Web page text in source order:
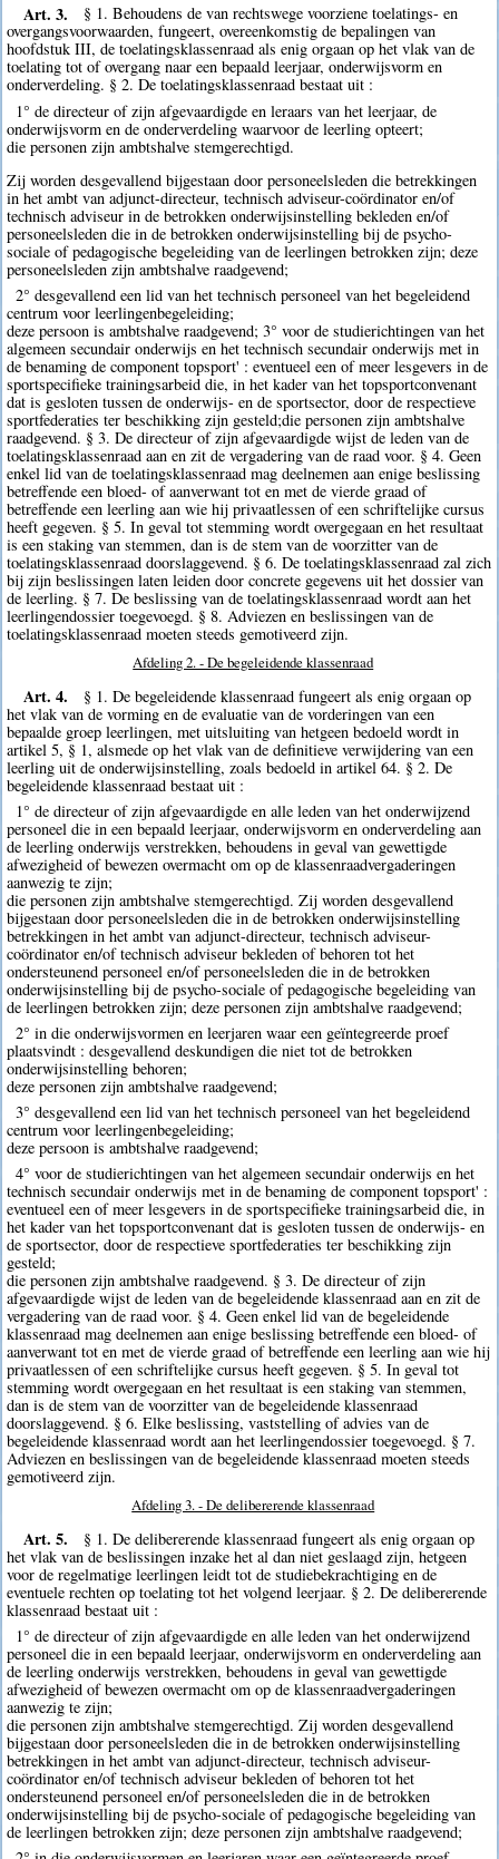
Art. 3.
§ 1. Behoudens de van rechtswege voorziene toelatings- en
overgangsvoorwaarden, fungeert, overeenkomstig de bepalingen van
hoofdstuk III, de toelatingsklassenraad als enig orgaan op het vlak van de
toelating tot of overgang naar een bepaald leerjaar, onderwijsvorm en
onderverdeling. § 2. De toelatingsklassenraad bestaat uit :
1° de directeur of zijn afgevaardigde en leraars van het leerjaar, de
onderwijsvorm en de onderverdeling waarvoor de leerling opteert;
die personen zijn ambtshalve stemgerechtigd.
Zij worden desgevallend bijgestaan door personeelsleden die betrekkingen
in het ambt van adjunct-directeur, technisch adviseur-coördinator en/of
technisch adviseur in de betrokken onderwijsinstelling bekleden en/of
personeelsleden die in de betrokken onderwijsinstelling bij de psycho-
sociale of pedagogische begeleiding van de leerlingen betrokken zijn; deze
personeelsleden zijn ambtshalve raadgevend;
2° desgevallend een lid van het technisch personeel van het begeleidend
centrum voor leerlingenbegeleiding;
deze persoon is ambtshalve raadgevend; 3° voor de studierichtingen van het
algemeen secundair onderwijs en het technisch secundair onderwijs met in
de benaming de component topsport' : eventueel een of meer lesgevers in de
sportspecifieke trainingsarbeid die, in het kader van het topsportconvenant
dat is gesloten tussen de onderwijs- en de sportsector, door de respectieve
sportfederaties ter beschikking zijn gesteld;die personen zijn ambtshalve
raadgevend. § 3. De directeur of zijn afgevaardigde wijst de leden van de
toelatingsklassenraad aan en zit de vergadering van de raad voor. § 4. Geen
enkel lid van de toelatingsklassenraad mag deelnemen aan enige beslissing
betreffende een bloed- of aanverwant tot en met de vierde graad of
betreffende een leerling aan wie hij privaatlessen of een schriftelijke cursus
heeft gegeven. § 5. In geval tot stemming wordt overgegaan en het resultaat
is een staking van stemmen, dan is de stem van de voorzitter van de
toelatingsklassenraad doorslaggevend. § 6. De toelatingsklassenraad zal zich
bij zijn beslissingen laten leiden door concrete gegevens uit het dossier van
de leerling. § 7. De beslissing van de toelatingsklassenraad wordt aan het
leerlingendossier toegevoegd. § 8. Adviezen en beslissingen van de
toelatingsklassenraad moeten steeds gemotiveerd zijn.
Afdeling 2. - De begeleidende klassenraad
Art. 4.
§ 1. De begeleidende klassenraad fungeert als enig orgaan op
het vlak van de vorming en de evaluatie van de vorderingen van een
bepaalde groep leerlingen, met uitsluiting van hetgeen bedoeld wordt in
artikel 5, § 1, alsmede op het vlak van de definitieve verwijdering van een
leerling uit de onderwijsinstelling, zoals bedoeld in artikel 64. § 2. De
begeleidende klassenraad bestaat uit :
1° de directeur of zijn afgevaardigde en alle leden van het onderwijzend
personeel die in een bepaald leerjaar, onderwijsvorm en onderverdeling aan
de leerling onderwijs verstrekken, behoudens in geval van gewettigde
afwezigheid of bewezen overmacht om op de klassenraadvergaderingen
aanwezig te zijn;
die personen zijn ambtshalve stemgerechtigd. Zij worden desgevallend
bijgestaan door personeelsleden die in de betrokken onderwijsinstelling
betrekkingen in het ambt van adjunct-directeur, technisch adviseur-
coördinator en/of technisch adviseur bekleden of behoren tot het
ondersteunend personeel en/of personeelsleden die in de betrokken
onderwijsinstelling bij de psycho-sociale of pedagogische begeleiding van
de leerlingen betrokken zijn; deze personen zijn ambtshalve raadgevend;
2° in die onderwijsvormen en leerjaren waar een geïntegreerde proef
plaatsvindt : desgevallend deskundigen die niet tot de betrokken
onderwijsinstelling behoren;
deze personen zijn ambtshalve raadgevend;
3° desgevallend een lid van het technisch personeel van het begeleidend
centrum voor leerlingenbegeleiding;
deze persoon is ambtshalve raadgevend;
4° voor de studierichtingen van het algemeen secundair onderwijs en het
technisch secundair onderwijs met in de benaming de component topsport' :
eventueel een of meer lesgevers in de sportspecifieke trainingsarbeid die, in
het kader van het topsportconvenant dat is gesloten tussen de onderwijs- en
de sportsector, door de respectieve sportfederaties ter beschikking zijn
gesteld;
die personen zijn ambtshalve raadgevend. § 3. De directeur of zijn
afgevaardigde wijst de leden van de begeleidende klassenraad aan en zit de
vergadering van de raad voor. § 4. Geen enkel lid van de begeleidende
klassenraad mag deelnemen aan enige beslissing betreffende een bloed- of
aanverwant tot en met de vierde graad of betreffende een leerling aan wie hij
privaatlessen of een schriftelijke cursus heeft gegeven. § 5. In geval tot
stemming wordt overgegaan en het resultaat is een staking van stemmen,
dan is de stem van de voorzitter van de begeleidende klassenraad
doorslaggevend. § 6. Elke beslissing, vaststelling of advies van de
begeleidende klassenraad wordt aan het leerlingendossier toegevoegd. § 7.
Adviezen en beslissingen van de begeleidende klassenraad moeten steeds
gemotiveerd zijn.
Afdeling 3. - De delibererende klassenraad
Art. 5.
§ 1. De delibererende klassenraad fungeert als enig orgaan op
het vlak van de beslissingen inzake het al dan niet geslaagd zijn, hetgeen
voor de regelmatige leerlingen leidt tot de studiebekrachtiging en de
eventuele rechten op toelating tot het volgend leerjaar. § 2. De delibererende
klassenraad bestaat uit :
1° de directeur of zijn afgevaardigde en alle leden van het onderwijzend
personeel die in een bepaald leerjaar, onderwijsvorm en onderverdeling aan
de leerling onderwijs verstrekken, behoudens in geval van gewettigde
afwezigheid of bewezen overmacht om op de klassenraadvergaderingen
aanwezig te zijn;
die personen zijn ambtshalve stemgerechtigd. Zij worden desgevallend
bijgestaan door personeelsleden die in de betrokken onderwijsinstelling
betrekkingen in het ambt van adjunct-directeur, technisch adviseur-
coördinator en/of technisch adviseur bekleden of behoren tot het
ondersteunend personeel en/of personeelsleden die in de betrokken
onderwijsinstelling bij de psycho-sociale of pedagogische begeleiding van
de leerlingen betrokken zijn; deze personen zijn ambtshalve raadgevend;